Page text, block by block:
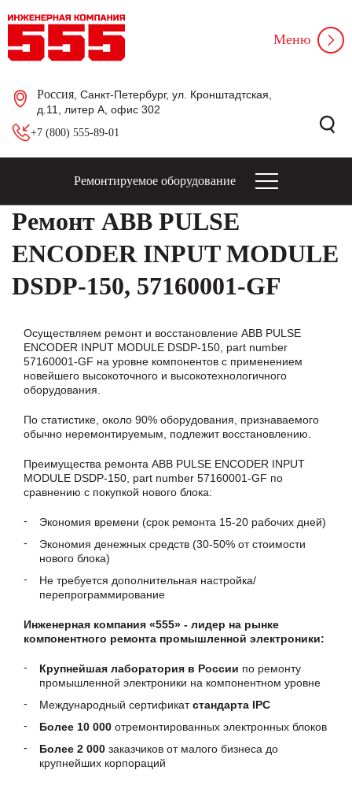
Россия , Санкт-Петербург, ул. Кронштадтская,
д.11, литер А, офис 302
+7 (800) 555-89-01
Меню
Ремонтируемое оборудование
Ремонт ABB PULSE
ENCODER INPUT MODULE
DSDP-150, 57160001-GF
Осуществляем ремонт и восстановление ABB PULSE
ENCODER INPUT MODULE DSDP-150, part number
57160001-GF на уровне компонентов с применением
новейшего высокоточного и высокотехнологичного
оборудования.
По статистике, около 90% оборудования, признаваемого
обычно неремонтируемым, подлежит восстановлению.
Преимущества ремонта ABB PULSE ENCODER INPUT
MODULE DSDP-150, part number 57160001-GF по
сравнению с покупкой нового блока:
Экономия времени (срок ремонта 15-20 рабочих дней)
Экономия денежных средств (30-50% от стоимости
нового блока)
Не требуется дополнительная настройка/
перепрограммирование
Инженерная компания «555» - лидер на рынке
компонентного ремонта промышленной электроники:
Крупнейшая лаборатория в России по ремонту
промышленной электроники на компонентном уровне
Международный сертификатстандарта IPC
Более 10 000 отремонтированных электронных блоков
Более 2 000 заказчиков от малого бизнеса до
крупнейших корпораций